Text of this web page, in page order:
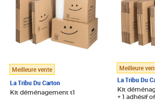
Meilleure vente
La Tribu Du Carton
Kit déménagement t1
Meilleure
La Tribu Du
Kit
+ 1 adhésif